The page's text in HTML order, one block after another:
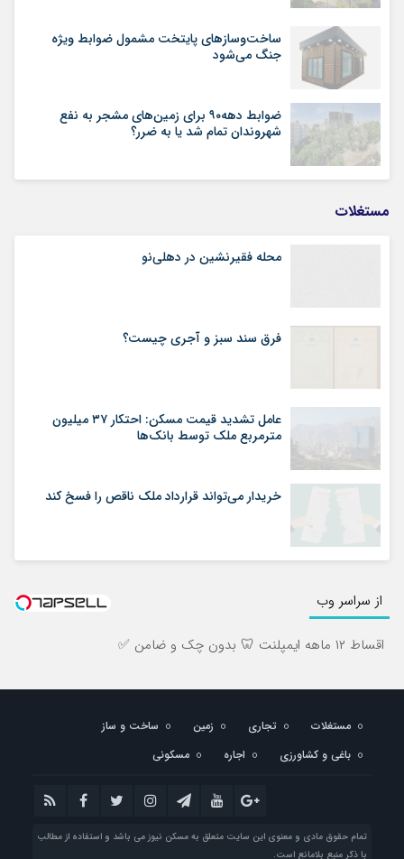
ساخت‌وسازهای پایتخت مشمول ضوابط ویژه
جنگ می‌شود
ضوابط دهه۹۰ برای زمین‌های مشجر به نفع
شهروندان تمام شد یا به ضرر؟
مستغلات
محله فقیرنشین در دهلی‏‌نو
فرق سند سبز و آجری چیست؟
عامل تشدید قیمت مسکن: احتکار ۳۷ میلیون
مترمربع ملک توسط بانک‌ها
خریدار می‌تواند قرارداد ملک ناقص را فسخ کند
از سراسر وب
اقساط ۱۲ ماهه ایمپلنت 🦷 بدون چک و ضامن ✅
مستغلات تجاری زمین
ساخت و ساز
باغی و کشاورزی
اجاره مسکونی
تمام حقوق مادی و معنوی این سایت متعلق به مسکن نیوز می باشد و استفاده از مطالب
با ذکر منبع بلامانع است.